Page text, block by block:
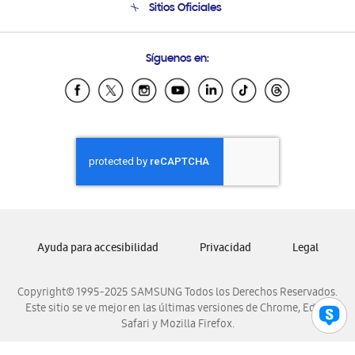
Condiciones de Compra
Soporte vía eMail
Sitios Oficiales
Samsung Ecuador
Samsung El Salvador
Samsung Honduras
Samsung Nicaragua
Samsung Panamá
Samsung Venezuela
Síguenos en:
Copyright© 1995-2025 SAMSUNG Todos los Derechos Reservados.
Este sitio se ve mejor en las últimas versiones de Chrome, Edge,
Safari y Mozilla Firefox.
Ayuda para accesibilidad Privacidad Legal